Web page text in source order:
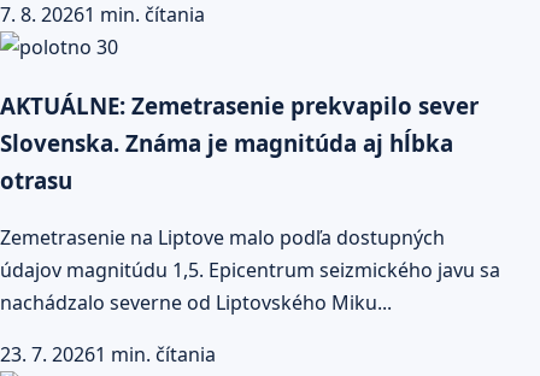
7. 8. 20261 min. čítania
AKTUÁLNE: Zemetrasenie prekvapilo sever
Slovenska. Známa je magnitúda aj hĺbka
otrasu
Zemetrasenie na Liptove malo podľa dostupných
údajov magnitúdu 1,5. Epicentrum seizmického javu sa
nachádzalo severne od Liptovského Miku...
23. 7. 20261 min. čítania